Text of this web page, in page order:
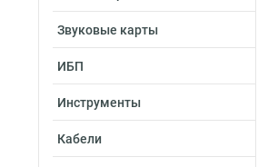
Звуковые карты
ИБП
Инструменты
Кабели